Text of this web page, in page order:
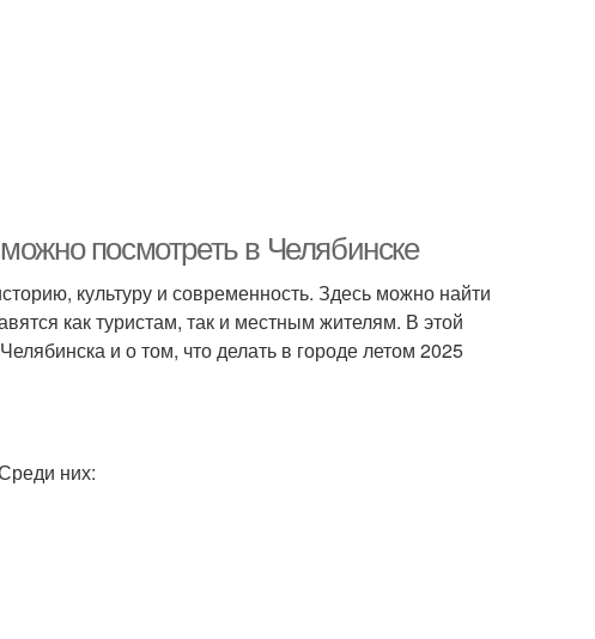
посмотреть в Челябинске
культуру и современность. Здесь можно найти
как туристам, так и местным жителям. В этой
и о том, что делать в городе летом 2025
них: